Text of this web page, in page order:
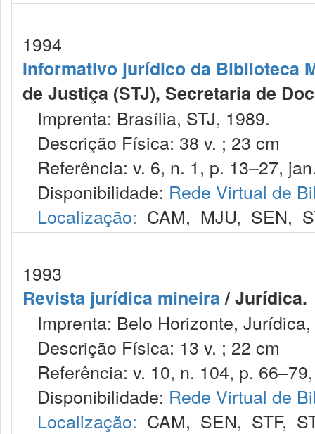
1994
Informativo jurídico da Biblioteca
de Justiça (STJ), Secretaria de
Imprenta: Brasília, STJ, 1989.
Descrição Física: 38 v. ; 23 cm
Referência: v. 6, n. 1, p. 13–27,
Disponibilidade: Rede Virtual de
Localização: CAM, MJU, SEN,
1993
Revista jurídica mineira/ Jurídica.
Imprenta: Belo Horizonte,
Descrição Física: 13 v. ; 22 cm
Referência: v. 10, n. 104, p.
Disponibilidade: Rede Virtual de
Localização: CAM, SEN, STF,